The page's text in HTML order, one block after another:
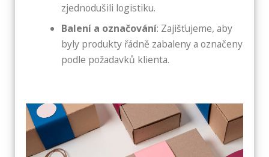
zjednodušili logistiku.
Balení a označování: Zajišťujeme, aby
byly produkty řádně zabaleny a označeny
podle požadavků klienta.